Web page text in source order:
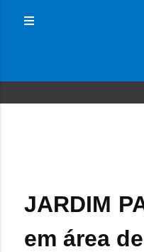
JARDIM
em área